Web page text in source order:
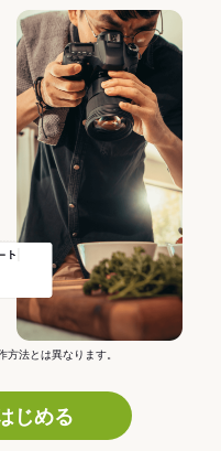
法とは異なります。
じめる